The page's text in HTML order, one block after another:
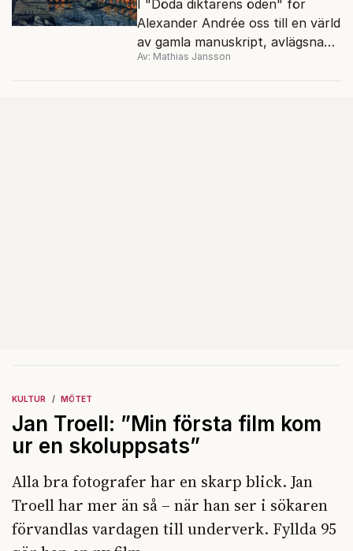
I "Döda diktarens öden" för
Alexander Andrée oss till en värld
av gamla manuskript, avlägsna
kloster och förkolnade
Av: Mathias Jansson
KULTUR MÖTET
Jan Troell: ”Min första film kom
ur en skoluppsats”
Alla bra fotografer har en skarp blick. Jan
Troell har mer än så – när han ser i sökaren
förvandlas vardagen till underverk. Fyllda 95